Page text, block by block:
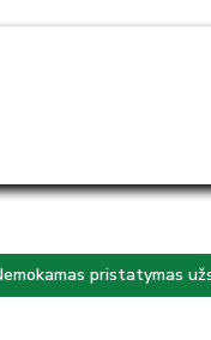
pristatymas